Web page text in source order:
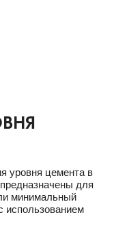
уровня цемента в
для
минимальный
использованием